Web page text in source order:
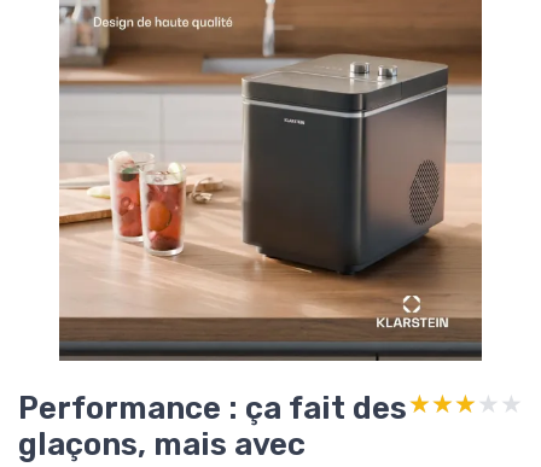
Performance : ça fait des
glaçons, mais avec
★★★★★
★★★★★